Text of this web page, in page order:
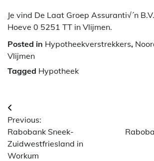
Je vind De Laat Groep Assuranti√´n
Hoeve 0 5251 TT in Vlijmen.
Posted in Hypotheekverstrekkers,
Vlijmen
Tagged Hypotheek
Berichtnavigatie
Previous:
Rabobank Sneek-
Zuidwestfriesland in
Workum